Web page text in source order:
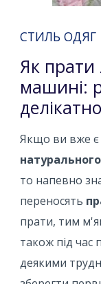
СТИЛЬ ОДЯГ
Як прати
машині:
Якщо ви вже є
то напевно
переносять
прати, тим
також під час
деякими